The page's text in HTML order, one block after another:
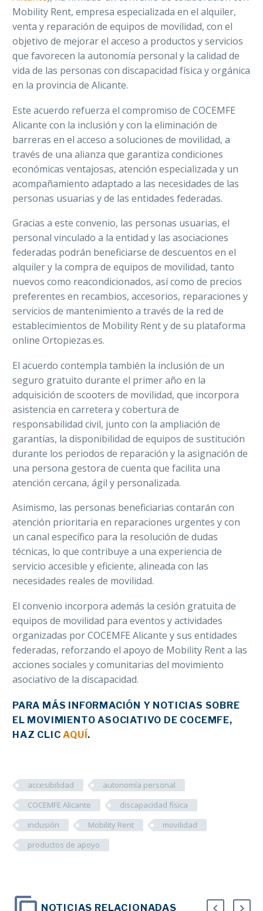
Mobility Rent, empresa especializada en el alquiler,
venta y reparación de equipos de movilidad, con el
objetivo de mejorar el acceso a productos y servicios
que favorecen la autonomía personal y la calidad de
vida de las personas con discapacidad física y orgánica
en la provincia de Alicante.
Este acuerdo refuerza el compromiso de COCEMFE
Alicante con la inclusión y con la eliminación de
barreras en el acceso a soluciones de movilidad, a
través de una alianza que garantiza condiciones
económicas ventajosas, atención especializada y un
acompañamiento adaptado a las necesidades de las
personas usuarias y de las entidades federadas.
Gracias a este convenio, las personas usuarias, el
personal vinculado a la entidad y las asociaciones
federadas podrán beneficiarse de descuentos en el
alquiler y la compra de equipos de movilidad, tanto
nuevos como reacondicionados, así como de precios
preferentes en recambios, accesorios, reparaciones y
servicios de mantenimiento a través de la red de
establecimientos de Mobility Rent y de su plataforma
online Ortopiezas.es.
El acuerdo contempla también la inclusión de un
seguro gratuito durante el primer año en la
adquisición de scooters de movilidad, que incorpora
asistencia en carretera y cobertura de
responsabilidad civil, junto con la ampliación de
garantías, la disponibilidad de equipos de sustitución
durante los periodos de reparación y la asignación de
una persona gestora de cuenta que facilita una
atención cercana, ágil y personalizada.
Asimismo, las personas beneficiarias contarán con
atención prioritaria en reparaciones urgentes y con
un canal específico para la resolución de dudas
técnicas, lo que contribuye a una experiencia de
servicio accesible y eficiente, alineada con las
necesidades reales de movilidad.
El convenio incorpora además la cesión gratuita de
equipos de movilidad para eventos y actividades
organizadas por COCEMFE Alicante y sus entidades
federadas, reforzando el apoyo de Mobility Rent a las
acciones sociales y comunitarias del movimiento
asociativo de la discapacidad.
PARA MÁS INFORMACIÓN Y NOTICIAS SOBRE
EL MOVIMIENTO ASOCIATIVO DE COCEMFE,
HAZ CLICAQUÍ.
accesibilidad
autonomía personal
COCEMFE Alicante
discapacidad física
inclusión
Mobility Rent
movilidad
productos de apoyo
NOTICIAS RELACIONADAS